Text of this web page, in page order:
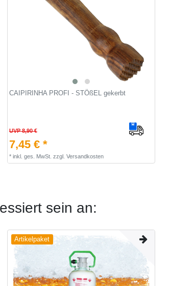
CAIPIRINHA PROFI - STÖßEL gekerbt
UVP 8,90 €
7,45 € *
* inkl. ges. MwSt. zzgl. Versandkosten
sein an:
Artikelpaket